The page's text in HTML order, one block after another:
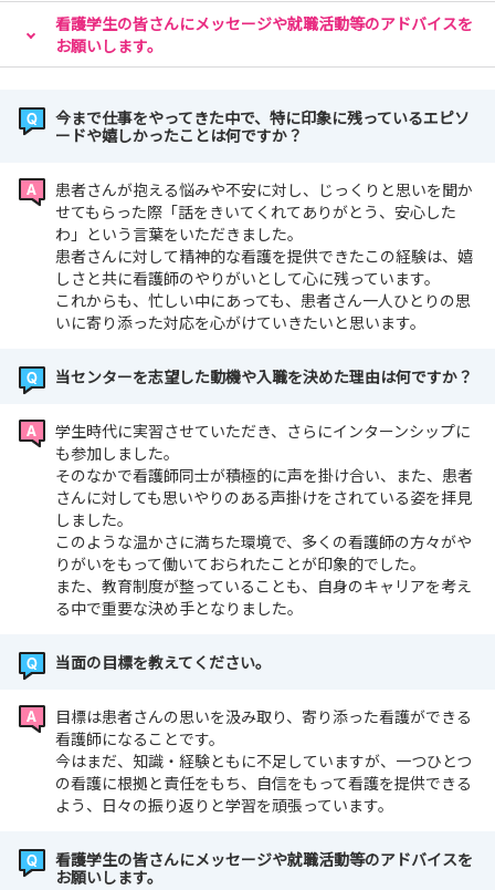
の交流会を体感してください♪
先輩との交流会など
てください😊
🤖 病院見学会開催中！
休日開催で、AIロボット手術機器なども見学可能！
先輩との交流会もあり、当センターの魅力を肌で感じてい
ただけます🌈
看護学生の皆さんにメッセージや就職活動等のアドバイスを
お願いします。
今まで仕事をやってきた中で、特に印象に残っているエピソ
ードや嬉しかったことは何ですか？
患者さんが抱える悩みや不安に対し、じっくりと思いを聞か
せてもらった際「話をきいてくれてありがとう、安心した
わ」という言葉をいただきました。
患者さんに対して精神的な看護を提供できたこの経験は、嬉
しさと共に看護師のやりがいとして心に残っています。
これからも、忙しい中にあっても、患者さん一人ひとりの思
いに寄り添った対応を心がけていきたいと思います。
当センターを志望した動機や入職を決めた理由は何ですか？
学生時代に実習させていただき、さらにインターンシップに
も参加しました。
そのなかで看護師同士が積極的に声を掛け合い、また、患者
さんに対しても思いやりのある声掛けをされている姿を拝見
しました。
このような温かさに満ちた環境で、多くの看護師の方々がや
りがいをもって働いておられたことが印象的でした。
また、教育制度が整っていることも、自身のキャリアを考え
る中で重要な決め手となりました。
当面の目標を教えてください。
目標は患者さんの思いを汲み取り、寄り添った看護ができる
看護師になることです。
今はまだ、知識・経験ともに不足していますが、一つひとつ
の看護に根拠と責任をもち、自信をもって看護を提供できる
よう、日々の振り返りと学習を頑張っています。
看護学生の皆さんにメッセージや就職活動等のアドバイスを
お願いします。